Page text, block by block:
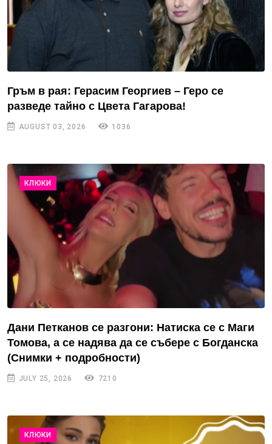
Гръм в рая: Герасим Георгиев – Геро се
разведе тайно с Цвета Гагарова!
AUGUST 03, 2026 1036
КЛЮКИ
Дани Петканов се разгони: Натиска се с Маги
Томова, а се надява да се събере с Богданска
(Снимки + подробности)
JULY 25, 2026 7210
КЛЮКИ